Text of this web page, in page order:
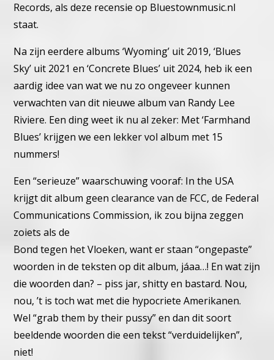
Records, als deze recensieop Bluestownmusic.nl
staat.
Na zijn eerdere albums ‘Wyoming’ uit 2019, ‘Blues
Sky’ uit 2021 en ‘Concrete Blues’ uit 2024, heb ik een
aardig idee van wat we nu zo ongeveer kunnen
verwachten van dit nieuwe album van Randy Lee
Riviere. Een ding weet ik nu al zeker: Met ‘Farmhand
Blues’ krijgen we een lekker vol album met 15
nummers!
Een “serieuze” waarschuwing vooraf: In the USA
krijgt dit album geen clearance van de FCC, de Federal
Communications Commission, ik zou bijna zeggen
zoiets als de
Bond tegen het Vloeken, want er staan “ongepaste”
woorden inde teksten op dit album, jáaa…! En wat zijn
die woorden dan? – piss jar, shitty en bastard. Nou,
nou, ’t is toch wat met die hypocriete Amerikanen.
Wel “grab them by their pussy” en dan dit soort
beeldendewoorden die een tekst “verduidelijken”,
niet!